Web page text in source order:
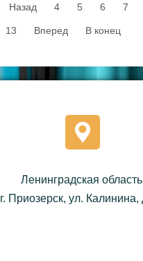
Назад 4 5 6 7
13 Вперед В конец
Ленинградская
г. Приозерск, ул. Калинина,